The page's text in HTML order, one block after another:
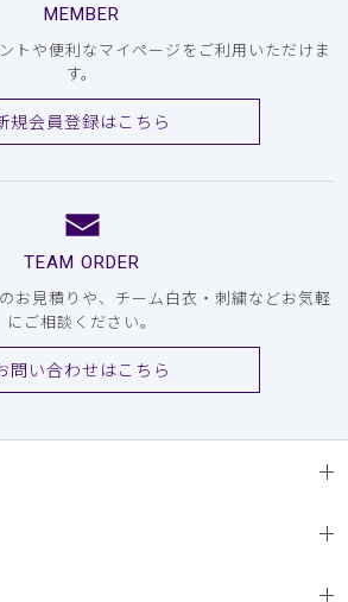
MEMBER
トや便利なマイページをご利用いただけま
す。
規会員登録はこちら
TEAM ORDER
お見積りや、チーム白衣・刺繍などお気軽
にご相談ください。
問い合わせはこちら